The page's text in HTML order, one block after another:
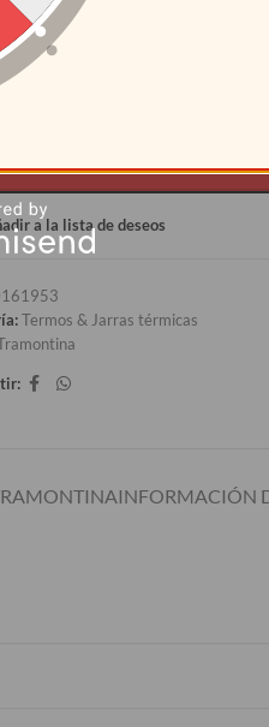
a la lista de deseos
Termos & Jarras térmicas
INFORMACIÓN